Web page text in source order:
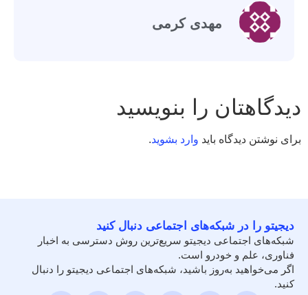
مهدی کرمی
دیدگاهتان را بنویسید
برای نوشتن دیدگاه باید وارد بشوید.
دیجیتو را در شبکه‌های اجتماعی دنبال کنید
شبکه‌های اجتماعی دیجیتو سریع‌ترین روش دسترسی به اخبار
فناوری، علم و خودرو است.
اگر می‌خواهید به‌روز باشید، شبکه‌های اجتماعی دیجیتو را دنبال
کنید.